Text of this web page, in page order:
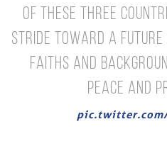
of these three
stride toward a future
faiths and
peace and